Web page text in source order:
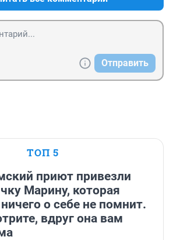
Отправить
ТОП 5
приют привезли
Марину, которая
о себе не помнит.
вдруг она вам